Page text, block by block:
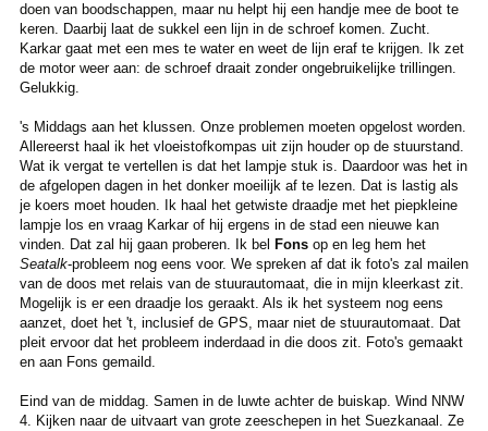
doen van boodschappen, maar nu helpt hij een handje mee de boot te
keren. Daarbij laat de sukkel een lijn in de schroef komen. Zucht.
Karkar gaat met een mes te water en weet de lijn eraf te krijgen. Ik zet
de motor weer aan: de schroef draait zonder ongebruikelijke trillingen.
Gelukkig.
's Middags aan het klussen. Onze problemen moeten opgelost worden.
Allereerst haal ik het vloeistofkompas uit zijn houder op de stuurstand.
Wat ik vergat te vertellen is dat het lampje stuk is. Daardoor was het in
de afgelopen dagen in het donker moeilijk af te lezen. Dat is lastig als
je koers moet houden. Ik haal het getwiste draadje met het piepkleine
lampje los en vraag Karkar of hij ergens in de stad een nieuwe kan
vinden. Dat zal hij gaan proberen. Ik bel Fonsop en leg hem het
Seatalk-probleem nog eens voor. We spreken af dat ik foto's zal mailen
van de doos met relais van de stuurautomaat, die in mijn kleerkast zit.
Mogelijk is er een draadje los geraakt. Als ik het systeem nog eens
aanzet, doet het 't, inclusief de GPS, maar niet de stuurautomaat. Dat
pleit ervoor dat het probleem inderdaad in die doos zit. Foto's gemaakt
en aan Fons gemaild.
Eind van de middag. Samen in de luwte achter de buiskap. Wind NNW
4. Kijken naar de uitvaart van grote zeeschepen in het Suezkanaal. Ze